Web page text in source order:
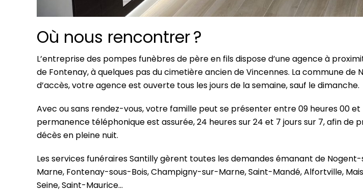
Où nous rencontrer ?
L’entreprise des pompes funèbres de père en fils dispose d’une agence à
de Fontenay, à quelques pas du cimetière ancien de Vincennes. La commune
d’accès, votre agence est ouverte tous les jours de la semaine, sauf le dimanche.
Avec ou sans rendez-vous, votre famille peut se présenter entre 09 heures 00 et
permanence téléphonique est assurée, 24 heures sur 24 et 7 jours sur 7, afin
décès en pleine nuit.
Les services funéraires Santilly gèrent toutes les demandes émanant de
Marne, Fontenay-sous-Bois, Champigny-sur-Marne, Saint-Mandé, Alfortville,
Seine, Saint-Maurice…